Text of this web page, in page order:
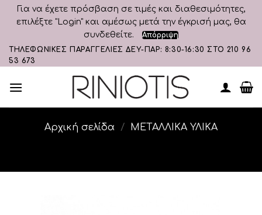
Για να έχετε πρόσβαση σε τιμές και διαθεσιμότητες,
επιλέξτε "Login" και αμέσως μετά την έγκρισή μας, θα
συνδεθείτε.
Απόρριψη
Skip
to
ΤΗΛΕΦΩΝΙΚΕΣ ΠΑΡΑΓΓΕΛΙΕΣ ΔΕΥ-ΠΑΡ: 8:30-16:30 ΣΤΟ 210 96
53 673
Αρχική σελίδα / ΜΕΤΑΛΛΙΚΑ ΥΛΙΚΑ